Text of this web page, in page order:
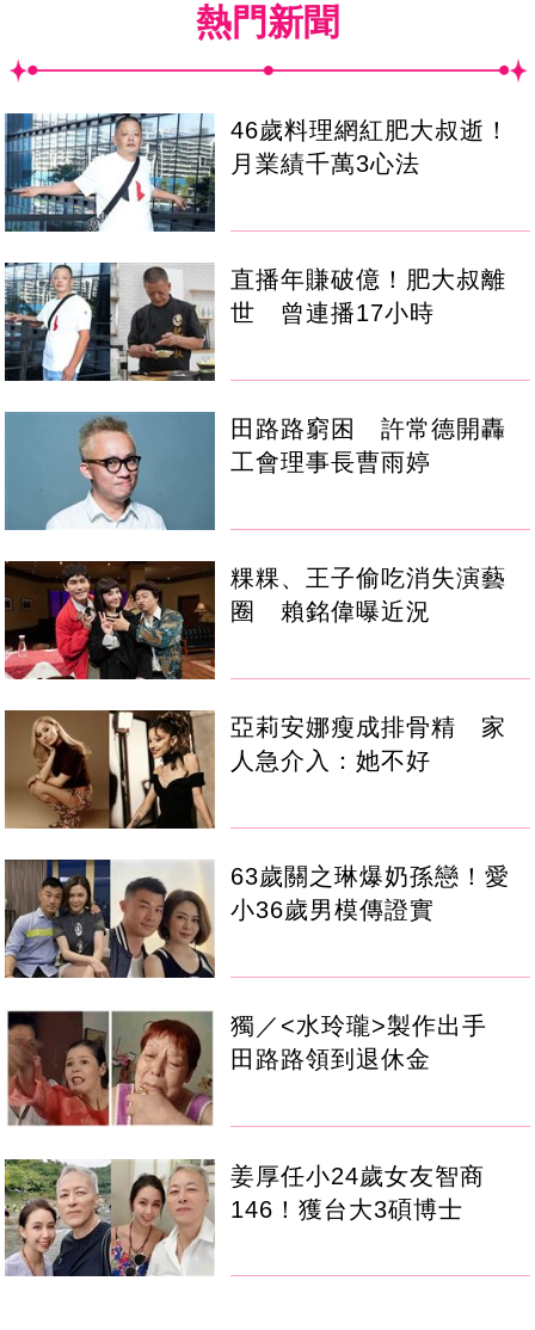
熱門新聞
46歲料理網紅肥大叔逝！
月業績千萬3心法
直播年賺破億！肥大叔離
世 曾連播17小時
田路路窮困 許常德開轟
工會理事長曹雨婷
粿粿、王子偷吃消失演藝
圈 賴銘偉曝近況
亞莉安娜瘦成排骨精 家
人急介入：她不好
63歲關之琳爆奶孫戀！愛
小36歲男模傳證實
獨／<水玲瓏>製作出手
田路路領到退休金
姜厚任小24歲女友智商
146！獲台大3碩博士